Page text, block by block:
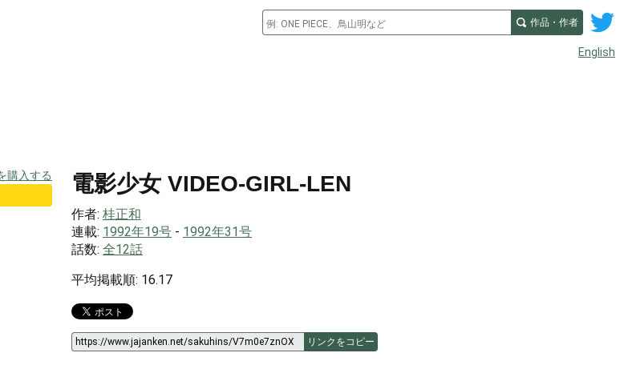
作品・作者
English
電影少女 VIDEO-GIRL-LEN
作者: 桂正和
連載: 1992年19号 - 1992年31号
話数: 全12話
平均掲載順: 16.17
リンクをコピー